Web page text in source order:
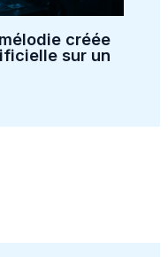
créée
sur un